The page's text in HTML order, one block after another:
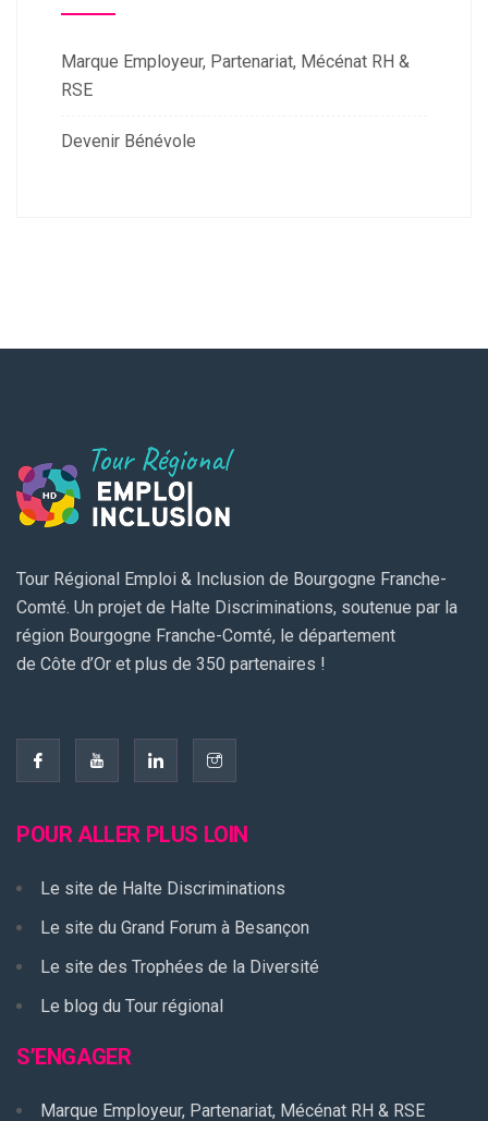
Marque Employeur, Partenariat, Mécénat RH &
RSE
Devenir Bénévole
Tour Régional Emploi & Inclusion de Bourgogne Franche-
Comté. Un projet de Halte Discriminations, soutenue par la
région Bourgogne Franche-Comté, le département
de Côte d’Or et plus de 350 partenaires !
POUR ALLER PLUS LOIN
Le site de Halte Discriminations
Le site du Grand Forum à Besançon
Le site des Trophées de la Diversité
Le blog du Tour régional
S’ENGAGER
Marque Employeur, Partenariat, Mécénat RH & RSE